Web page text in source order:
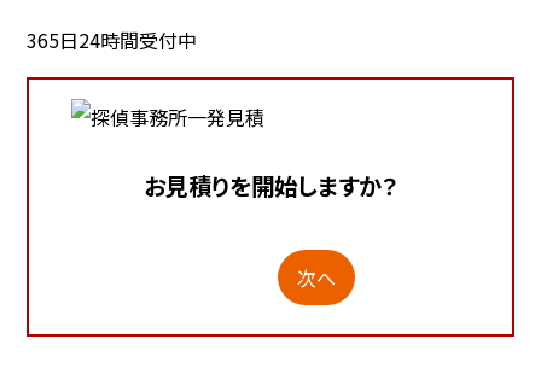
365日24時間受付中
お見積りを開始しますか？
次へ